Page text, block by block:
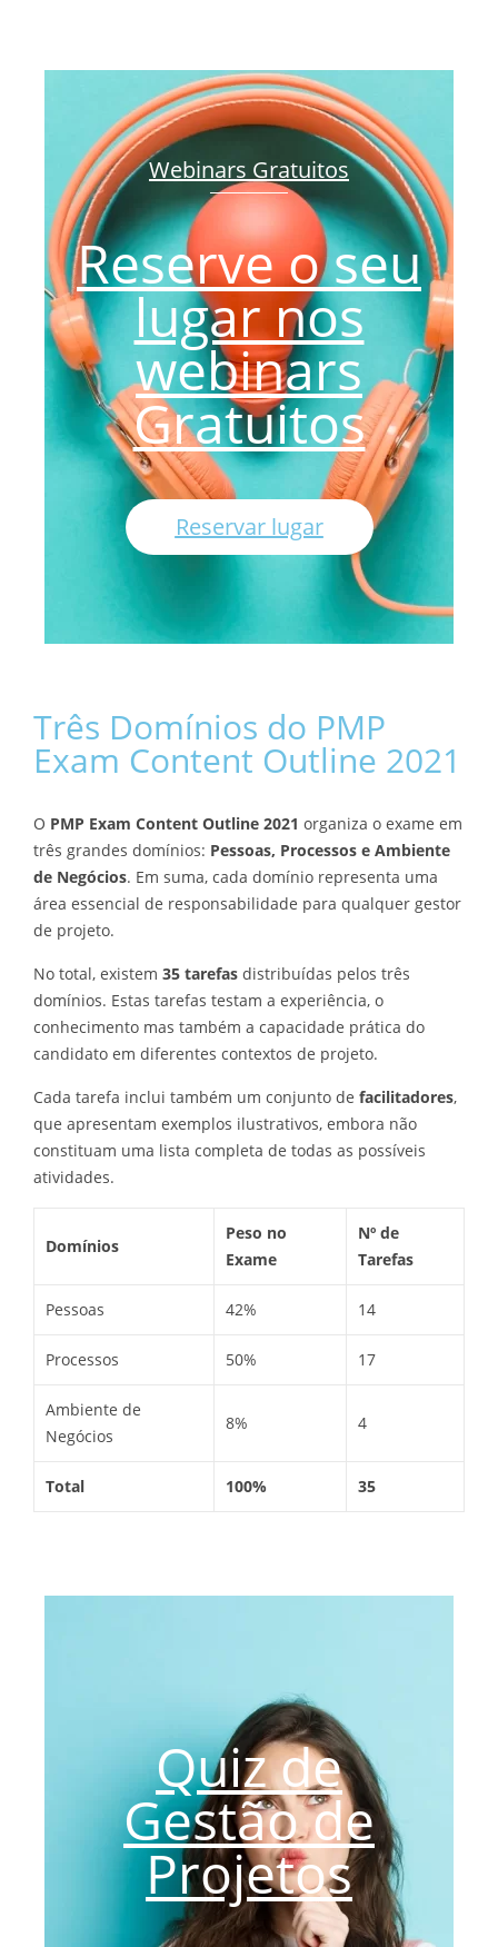
Webinars Gratuitos
Reserve o seu
lugar nos
webinars
Gratuitos
Reservar lugar
Três Domínios do PMP
Exam Content Outline 2021
O PMP Exam Content Outline 2021 organiza o exame em
três grandes domínios: Pessoas, Processos e Ambiente
de Negócios. Em suma, cada domínio representa uma
área essencial de responsabilidade para qualquer gestor
de projeto.
No total, existem 35 tarefas distribuídas pelos três
domínios. Estas tarefas testam a experiência, o
conhecimento mas também a capacidade prática do
candidato em diferentes contextos de projeto.
Cada tarefa inclui também um conjunto de facilitadores,
que apresentam exemplos ilustrativos, embora não
constituam uma lista completa de todas as possíveis
atividades.
Domínios
Peso no
Exame
Nº de
Tarefas
Pessoas 42% 14
Processos 50% 17
Ambiente de
Negócios
8% 4
Total 100% 35
Quiz de
Gestão de
Projetos